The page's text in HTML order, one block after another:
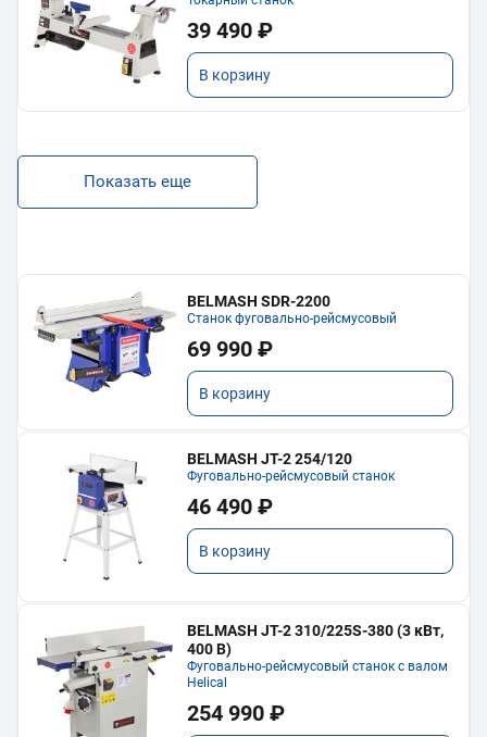
39 490 ₽
В корзину
Показать еще
BELMASH SDR-2200
Станок фуговально-рейсмусовый
69 990 ₽
В корзину
BELMASH JT-2 254/120
Фуговально-рейсмусовый станок
46 490 ₽
В корзину
BELMASH JT-2 310/225S-380 (3 кВт,
400 В)
Фуговально-рейсмусовый станок с валом
Helical
254 990 ₽